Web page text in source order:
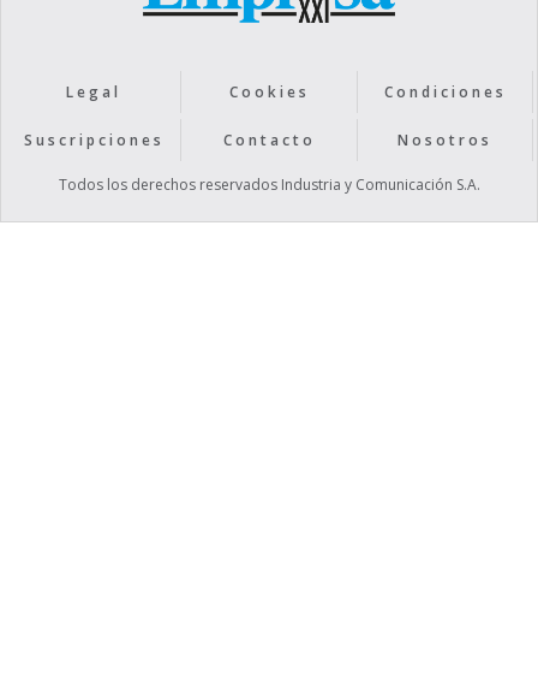
Legal Cookies Condiciones
Suscripciones Contacto Nosotros
Todos los derechos reservados Industria y Comunicación S.A.